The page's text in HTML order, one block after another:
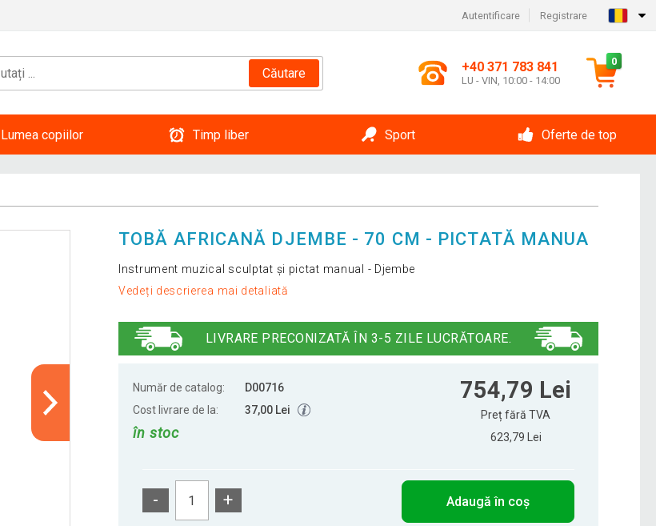
Autentificare Registrare
Căutare +40 371 783 841
LU - VIN, 10:00 - 14:00
0
Lumea copiilor Timp liber Sport Oferte de top
TOBĂ AFRICANĂ DJEMBE - 70 CM - PICTATĂ MANUA
Instrument muzical sculptat și pictat manual - Djembe
Vedeți descrierea mai detaliată
LIVRARE PRECONIZATĂ ÎN 3-5 ZILE LUCRĂTOARE.
Număr de catalog:
D00716
Cost livrare de la:
37,00 Lei
în stoc
754,79 Lei
Preț fără TVA
623,79 Lei
- + Adaugă în coș